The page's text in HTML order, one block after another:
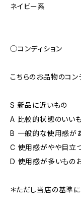
ネイビー系
◯コンディション
こちらのお品物のコン
S 新品に近いもの
A 比較的状態のいい
B 一般的な使用感が
C 使用感がやや目立
D 使用感が多いもの
＊ただし当店の基準に